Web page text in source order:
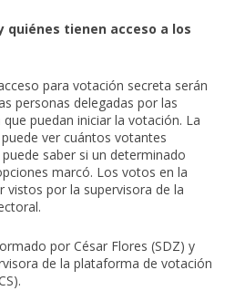
quiénes tienen acceso a los
para votación secreta serán
personas delegadas por las
puedan iniciar la votación. La
ver cuántos votantes
saber si un determinado
marcó. Los votos en la
por la supervisora de la
por César Flores (SDZ) y
de la plataforma de votación